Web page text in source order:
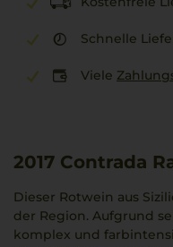
Schnelle
Viele
2017 Contrada
Dieser Rotwein aus
der Region. Aufgrund
komplex und